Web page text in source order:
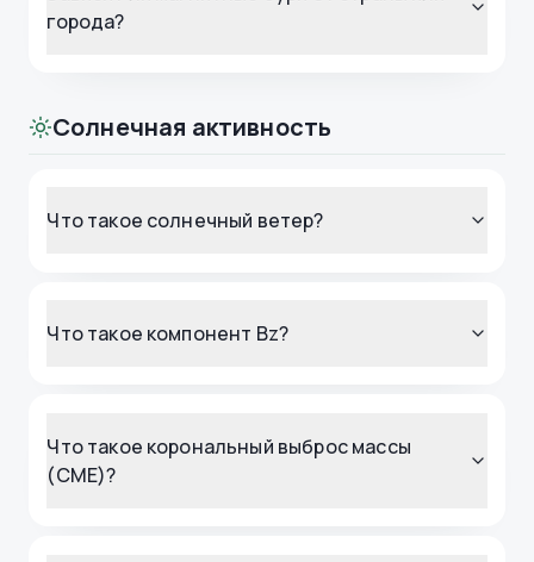
города?
Солнечная активность
Что такое солнечный ветер?
Что такое компонент Bz?
Что такое корональный выброс массы
(CME)?